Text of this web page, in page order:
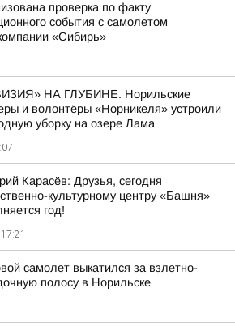
проверка по факту
события с самолетом
«Сибирь»
НА ГЛУБИНЕ. Норильские
и волонтёры «Норникеля» устроили
уборку на озере Лама
Карасёв: Друзья, сегодня
культурному центру «Башня»
год!
17:21
самолет выкатился за взлетно-
полосу в Норильске